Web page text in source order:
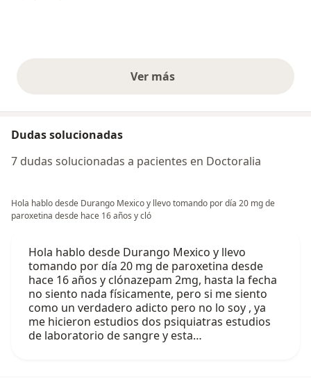
Ver másopiniones anteriores
Dudas solucionadas
7 dudas solucionadas a pacientes en Doctoralia
Hola hablo desde Durango Mexico y llevo tomando por día 20 mg de
paroxetina desde hace 16 años y cló
Hola hablo desde Durango Mexico y llevo
tomando por día 20 mg de paroxetina desde
hace 16 años y clónazepam 2mg, hasta la fecha
no siento nada físicamente, pero si me siento
como un verdadero adicto pero no lo soy , ya
me hicieron estudios dos psiquiatras estudios
de laboratorio de sangre y esta…